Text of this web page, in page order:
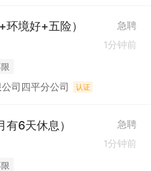
境好+五险） 急聘
1分钟前
司四平分公司 认证
6天休息） 急聘
1分钟前